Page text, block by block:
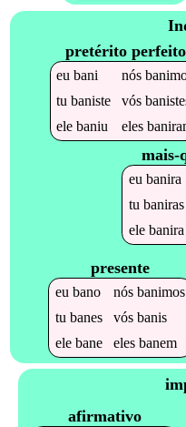
pretérito perfeito
eubani nós
tubaniste vós
elebaniu eles
mais-
eu banira
tu baniras
ele banira
presente
eu bano nós banimos
tu banes vós banis
ele bane eles banem
afirmativo